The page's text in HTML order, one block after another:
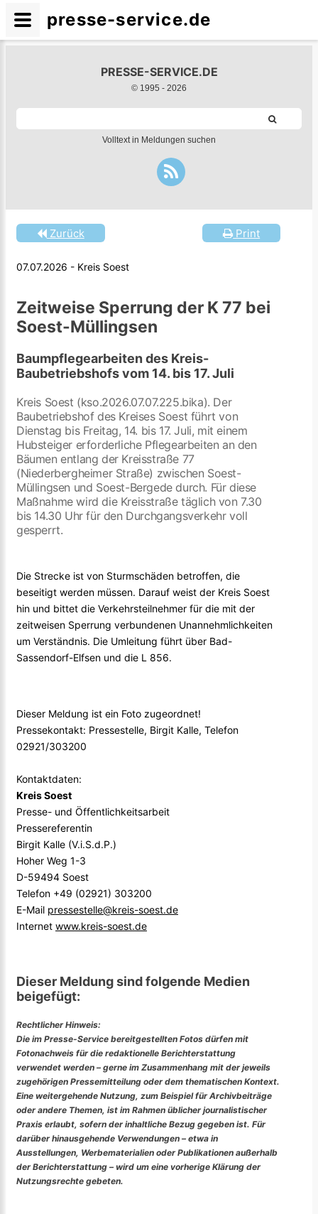
PRESSE-SERVICE.DE
© 1995 - 2026
Volltext in Meldungen suchen
Print
Zurück
07.07.2026 - Kreis Soest
Zeitweise Sperrung der K 77 bei
Soest-Müllingsen
Baumpflegearbeiten des Kreis-
Baubetriebshofs vom 14. bis 17. Juli
Kreis Soest (kso.2026.07.07.225.bika). Der
Baubetriebshof des Kreises Soest führt von
Dienstag bis Freitag, 14. bis 17. Juli, mit einem
Hubsteiger erforderliche Pflegearbeiten an den
Bäumen entlang der Kreisstraße 77
(Niederbergheimer Straße) zwischen Soest-
Müllingsen und Soest-Bergede durch. Für diese
Maßnahme wird die Kreisstraße täglich von 7.30
bis 14.30 Uhr für den Durchgangsverkehr voll
gesperrt.
Die Strecke ist von Sturmschäden betroffen, die
beseitigt werden müssen. Darauf weist der Kreis Soest
hin und bittet die Verkehrsteilnehmer für die mit der
zeitweisen Sperrung verbundenen Unannehmlichkeiten
um Verständnis. Die Umleitung führt über Bad-
Sassendorf-Elfsen und die L 856.
Dieser Meldung ist ein Foto zugeordnet!
Pressekontakt: Pressestelle, Birgit Kalle, Telefon
02921/303200
Kontaktdaten:
Kreis Soest
Presse- und Öffentlichkeitsarbeit
Pressereferentin
Birgit Kalle (V.i.S.d.P.)
Hoher Weg 1-3
D-59494 Soest
Telefon +49 (02921) 303200
E-Mail pressestelle@kreis-soest.de
Internet www.kreis-soest.de
Dieser Meldung sind folgende Medien
beigefügt:
Rechtlicher Hinweis:
Die im Presse-Service bereitgestellten Fotos dürfen mit
Fotonachweis für die redaktionelle Berichterstattung
verwendet werden – gerne im Zusammenhang mit der jeweils
zugehörigen Pressemitteilung oder dem thematischen Kontext.
Eine weitergehende Nutzung, zum Beispiel für Archivbeiträge
oder andere Themen, ist im Rahmen üblicher journalistischer
Praxis erlaubt, sofern der inhaltliche Bezug gegeben ist. Für
darüber hinausgehende Verwendungen – etwa in
Ausstellungen, Werbematerialien oder Publikationen außerhalb
der Berichterstattung – wird um eine vorherige Klärung der
Nutzungsrechte gebeten.
presse-service.de